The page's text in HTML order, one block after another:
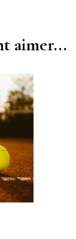
aimer...